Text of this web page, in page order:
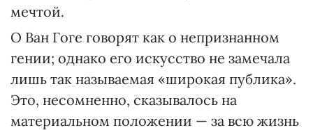
мечтой.
О Ван Гоге говорят как о непризнанном
гении; однако его искусство не замечала
лишь так называемая «широкая публика».
Это, несомненно, сказывалось на
материальном положении — за всю жизнь